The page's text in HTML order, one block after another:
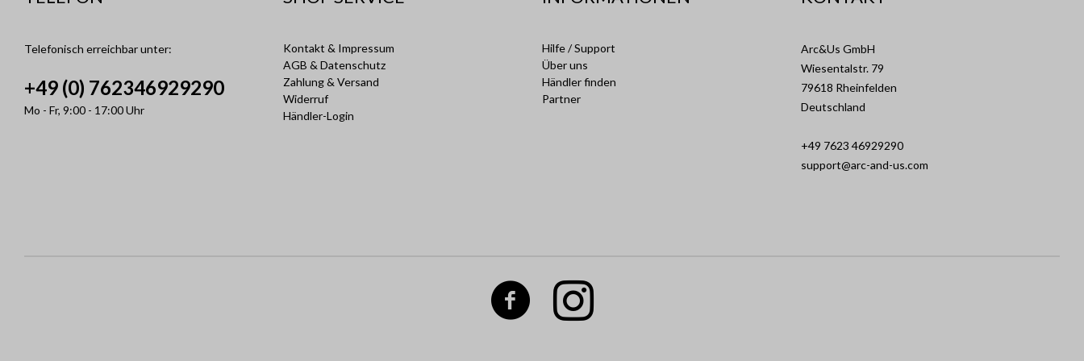
Telefonisch erreichbar unter:
+49 (0) 762346929290
Mo - Fr, 9:00 - 17:00 Uhr
Kontakt & Impressum
AGB & Datenschutz
Zahlung & Versand
Widerruf
Händler-Login
Hilfe / Support
Über uns
Händler finden
Partner
Arc&Us GmbH
Wiesentalstr. 79
79618 Rheinfelden
Deutschland
+49 7623 46929290
support@arc-and-us.com